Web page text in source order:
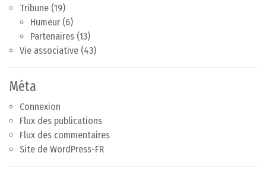
Tribune (19)
Humeur (6)
Partenaires (13)
Vie associative (43)
Méta
Connexion
Flux des publications
Flux des commentaires
Site de WordPress-FR